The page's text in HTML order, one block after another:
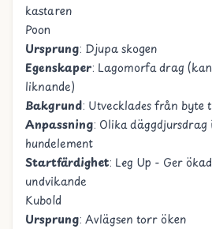
kastaren
Poon
Ursprung: Djupa skogen
Egenskaper: Lagomorfa drag
liknande)
Bakgrund: Utvecklades från byte
Anpassning: Olika
hundelement
Startfärdighet: Leg Up - Ger
undvikande
Kubold
Ursprung: Avlägsen torr öken